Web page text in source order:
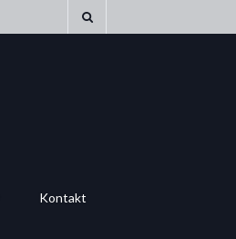
Kontakt